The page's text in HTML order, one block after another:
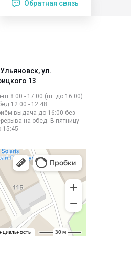
Обратная связь
Ульяновск, ул.
13
пт 8:00 - 17:00 (пт. до 16:00)
12:00 - 12:48.
выдача до 16:00 без
на обед. В пятницу
15:45